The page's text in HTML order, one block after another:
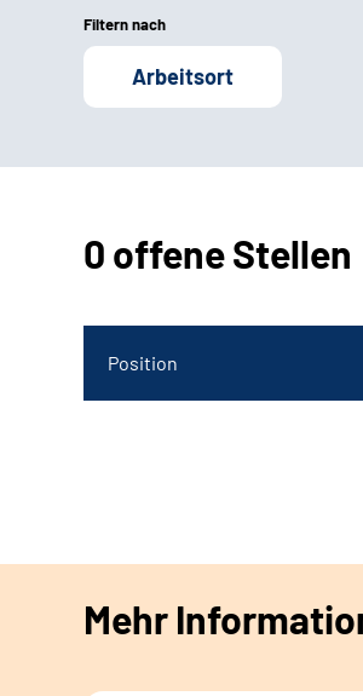
Filtern nach
Arbeitsort
0 offene Stellen
Position
Mehr